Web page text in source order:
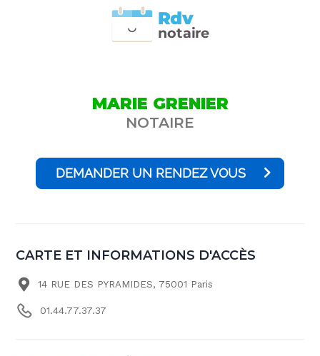
notaire
Rdv
MARIE GRENIER
NOTAIRE
DEMANDER UN RENDEZ VOUS
CARTE ET INFORMATIONS D'ACCÈS
14 RUE DES PYRAMIDES, 75001 Paris
01.44.77.37.37